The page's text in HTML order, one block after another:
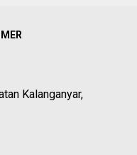
Kalanganyar,